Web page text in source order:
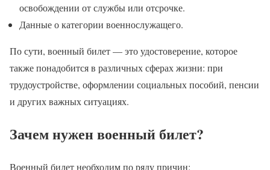
освобождении от службы или отсрочке.
Данные о категории военнослужащего.
По сути, военный билет — это удостоверение, которое
также понадобится в различных сферах жизни: при
трудоустройстве, оформлении социальных пособий, пенсии
и других важных ситуациях.
Зачем нужен военный билет?
Военный билет необходим по ряду причин: